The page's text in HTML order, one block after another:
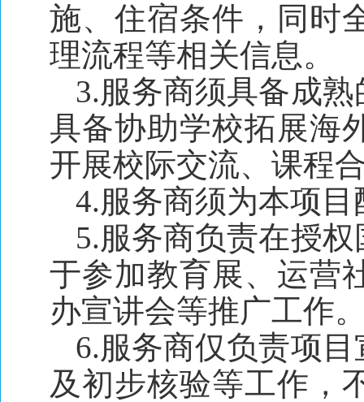
施、住宿条件，同时
理流程等相关信息。
3.服务商须具备成
具备协助学校拓展海
开展校际交流、课程
4.服务商须为本项
5.服务商负责在授
于参加教育展、运营
办宣讲会等推广工作
6.服务商仅负责项
及初步核验等工作，